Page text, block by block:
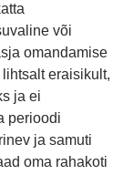
või
omandamise
eraisikult,
ja ei
perioodi
ja samuti
oma rahakoti